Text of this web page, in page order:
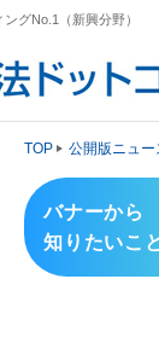
グNo.1（新興分野）
TOP 公開版ニュー
バナーから
知りたいこ